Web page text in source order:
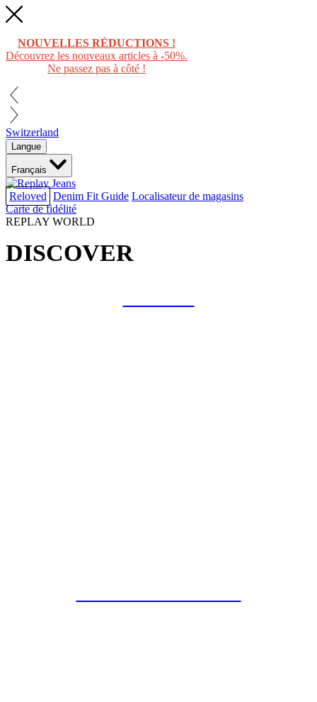
NOUVELLES RÉDUCTIONS !
Découvrez les nouveaux articles à -50%.
Ne passez pas à côté !
Switzerland
Langue
Français
Reloved Denim Fit Guide Localisateur de magasins
Carte de fidélité
REPLAY WORLD
DISCOVER